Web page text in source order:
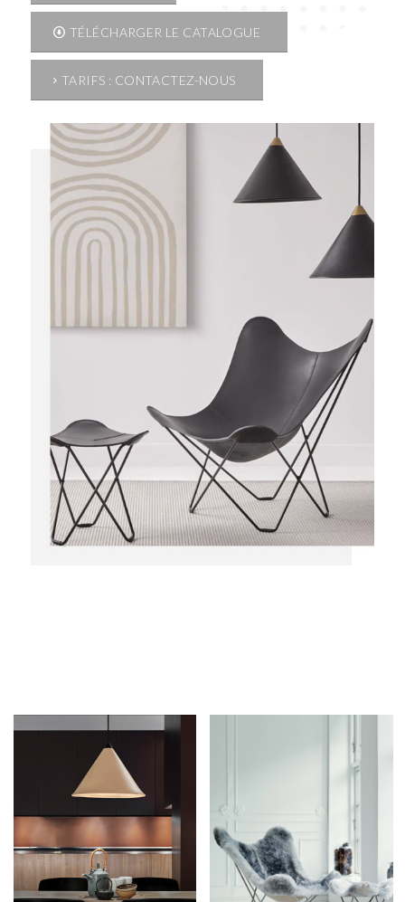
TÉLÉCHARGER LE CATALOGUE
TARIFS : CONTACTEZ-NOUS